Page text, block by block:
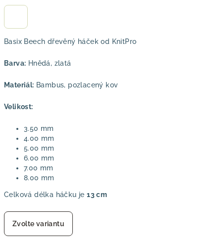
Basix Beech dřevěný háček od KnitPro
Barva: Hnědá, zlatá
Materiál: Bambus, pozlacený kov
Velikost:
3.50 mm
4.00 mm
5.00 mm
6.00 mm
7.00 mm
8.00 mm
Celková délka háčku je13 cm
Zvolte variantu